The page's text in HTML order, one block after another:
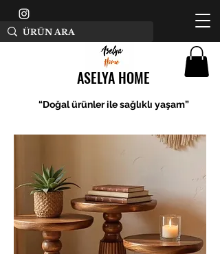
ASELYA HOME
“Doğal ürünler ile sağlıklı yaşam”